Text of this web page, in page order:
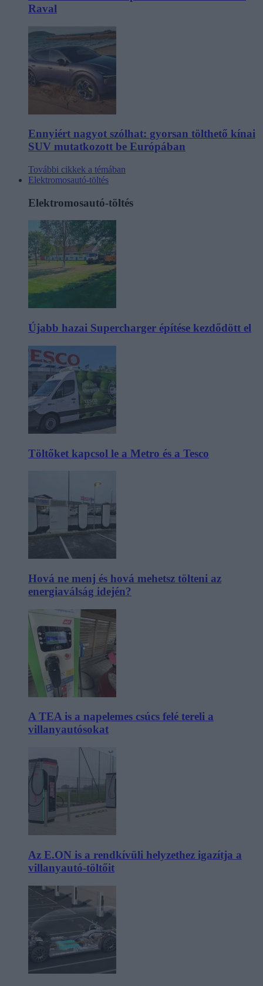
Raval
Ennyiért nagyot szólhat: gyorsan tölthető kínai
SUV mutatkozott be Európában
További cikkek a témában
Elektromosautó-töltés
Elektromosautó-töltés
Újabb hazai Supercharger építése kezdődött el
Töltőket kapcsol le a Metro és a Tesco
Hová ne menj és hová mehetsz tölteni az
energiaválság idején?
A TEA is a napelemes csúcs felé tereli a
villanyautósokat
Az E.ON is a rendkívüli helyzethez igazítja a
villanyautó-töltőit